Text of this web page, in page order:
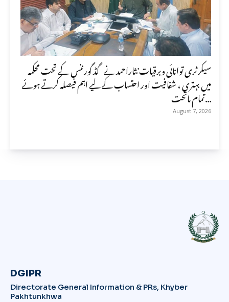
سیکرٹری توانائی وبرقیات نثاراحمد نے گڈ گورننس کے تحت محکمہ
میں بہتری ، شفافیت اور احتساب کے لیے اہم فیصلہ کرتے ہوئے
تمام ماتحت...
August 7, 2026
DGIPR
Directorate General Information & PRs, Khyber
Pakhtunkhwa